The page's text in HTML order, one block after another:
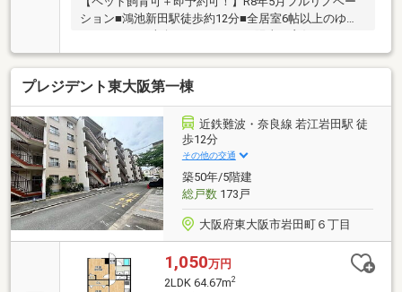
ション■鴻池新田駅徒歩約12分■全居室6帖以上のゆと
りある3LDK■南向きバルコニーで陽当り良好■スーパ
ーまで徒歩約2分でお買物に便利
プレジデント東大阪第一棟
近鉄難波・奈良線 若江岩田駅 徒
歩12分
その他の交通
築50年/5階建
総戸数173戸
大阪府東大阪市岩田町６丁目
1,050万円
2LDK 64.67m2